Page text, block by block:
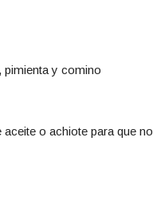
pimienta y comino
o achiote para que no